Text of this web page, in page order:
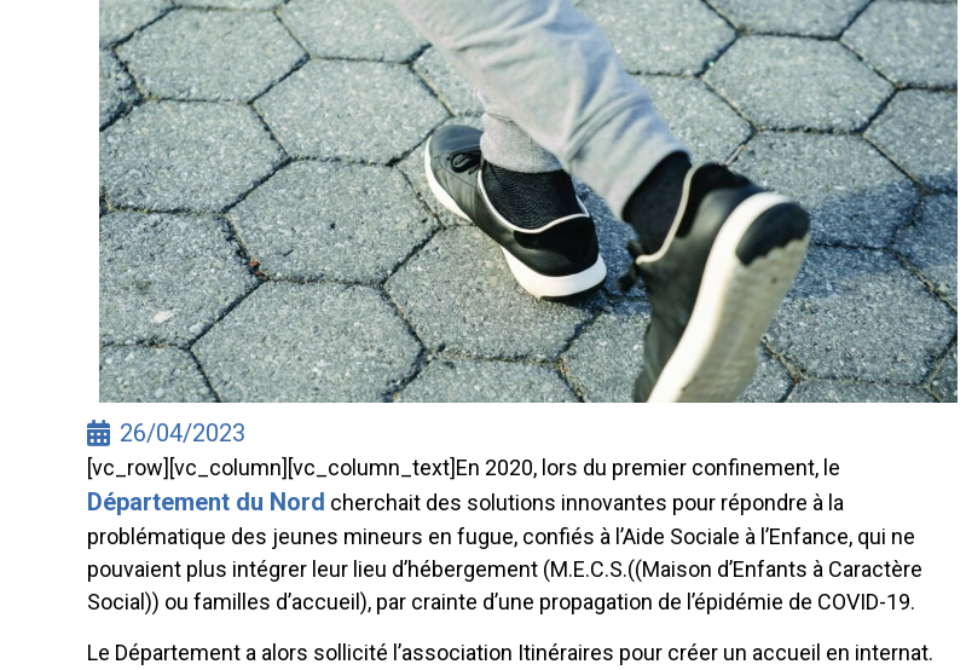
26/04/2023
[vc_row][vc_column][vc_column_text]En 2020, lors du premier confinement, le
Département du Nord cherchait des solutions innovantes pour répondre à la
problématique des jeunes mineurs en fugue, confiés à l’Aide Sociale à l’Enfance, qui ne
pouvaient plus intégrer leur lieu d’hébergement (M.E.C.S.((Maison d’Enfants à Caractère
Social)) ou familles d’accueil), par crainte d’une propagation de l’épidémie de COVID-19.
Le Département a alors sollicité l’association Itinéraires pour créer un accueil en internat.